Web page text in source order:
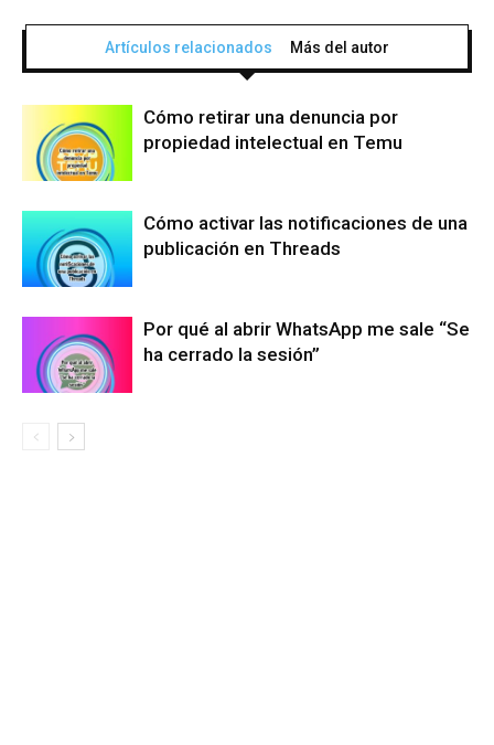
Artículos relacionados Más del autor
Cómo retirar una denuncia por
propiedad intelectual en Temu
Cómo activar las notificaciones de una
publicación en Threads
Por qué al abrir WhatsApp me sale “Se
ha cerrado la sesión”